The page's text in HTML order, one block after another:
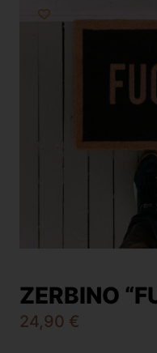
ZERBINO
24,90 €